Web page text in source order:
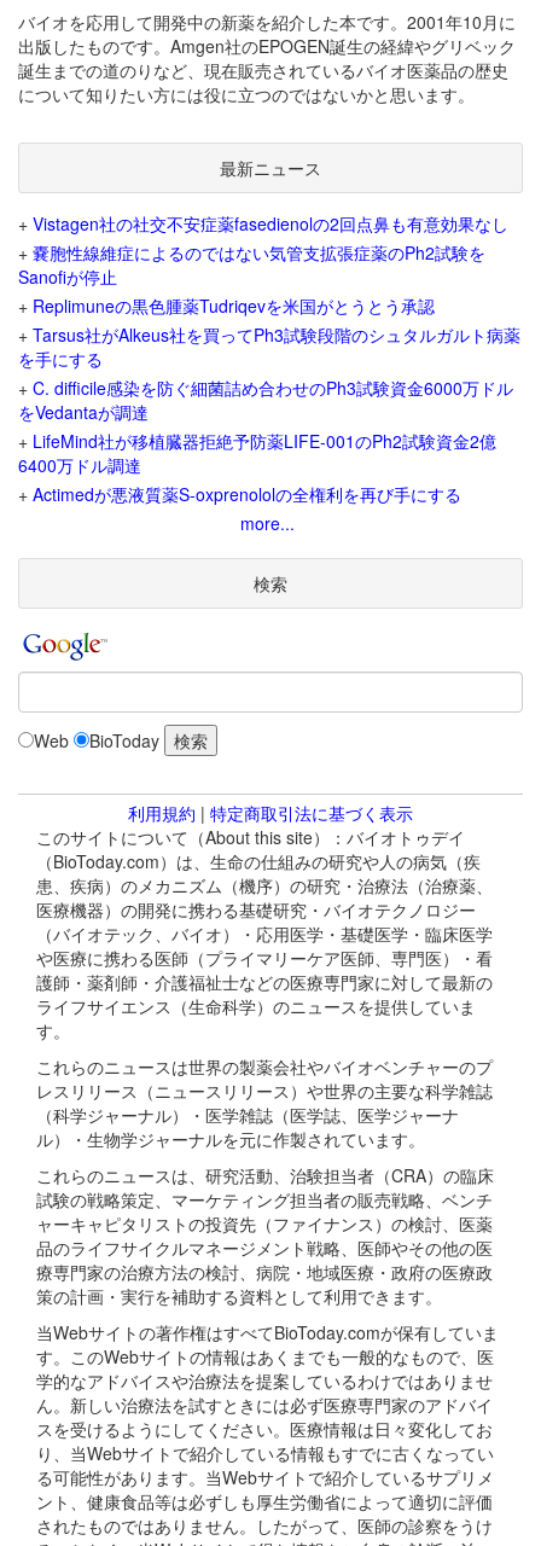
バイオを応用して開発中の新薬を紹介した本です。2001年10月に
出版したものです。Amgen社のEPOGEN誕生の経緯やグリベック
誕生までの道のりなど、現在販売されているバイオ医薬品の歴史
について知りたい方には役に立つのではないかと思います。
最新ニュース
+ Vistagen社の社交不安症薬fasedienolの2回点鼻も有意効果なし
+ 嚢胞性線維症によるのではない気管支拡張症薬のPh2試験を
Sanofiが停止
+ Replimuneの黒色腫薬Tudriqevを米国がとうとう承認
+ Tarsus社がAlkeus社を買ってPh3試験段階のシュタルガルト病薬
を手にする
+ C. difficile感染を防ぐ細菌詰め合わせのPh3試験資金6000万ドル
をVedantaが調達
+ LifeMind社が移植臓器拒絶予防薬LIFE-001のPh2試験資金2億
6400万ドル調達
+ Actimedが悪液質薬S-oxprenololの全権利を再び手にする
more...
検索
Web BioToday
利用規約 | 特定商取引法に基づく表示
このサイトについて（About this site）：バイオトゥデイ
（BioToday.com）は、生命の仕組みの研究や人の病気（疾
患、疾病）のメカニズム（機序）の研究・治療法（治療薬、
医療機器）の開発に携わる基礎研究・バイオテクノロジー
（バイオテック、バイオ）・応用医学・基礎医学・臨床医学
や医療に携わる医師（プライマリーケア医師、専門医）・看
護師・薬剤師・介護福祉士などの医療専門家に対して最新の
ライフサイエンス（生命科学）のニュースを提供していま
す。
これらのニュースは世界の製薬会社やバイオベンチャーのプ
レスリリース（ニュースリリース）や世界の主要な科学雑誌
（科学ジャーナル）・医学雑誌（医学誌、医学ジャーナ
ル）・生物学ジャーナルを元に作製されています。
これらのニュースは、研究活動、治験担当者（CRA）の臨床
試験の戦略策定、マーケティング担当者の販売戦略、ベンチ
ャーキャピタリストの投資先（ファイナンス）の検討、医薬
品のライフサイクルマネージメント戦略、医師やその他の医
療専門家の治療方法の検討、病院・地域医療・政府の医療政
策の計画・実行を補助する資料として利用できます。
当Webサイトの著作権はすべてBioToday.comが保有していま
す。このWebサイトの情報はあくまでも一般的なもので、医
学的なアドバイスや治療法を提案しているわけではありませ
ん。新しい治療法を試すときには必ず医療専門家のアドバイ
スを受けるようにしてください。医療情報は日々変化してお
り、当Webサイトで紹介している情報もすでに古くなってい
る可能性があります。当Webサイトで紹介しているサプリメ
ント、健康食品等は必ずしも厚生労働省によって適切に評価
されたものではありません。したがって、医師の診察をうけ